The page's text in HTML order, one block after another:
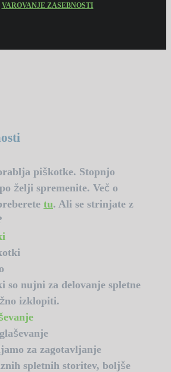
VAROVANJE ZASEBNOSTI
piškotke. Stopnjo
želji spremenite. Več o
tu. Ali se strinjate z
so nujni za delovanje spletne
izklopiti.
za zagotavljanje
spletnih storitev, boljše